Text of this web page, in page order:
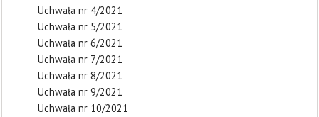
Uchwała nr 4/2021
Uchwała nr 5/2021
Uchwała nr 6/2021
Uchwała nr 7/2021
Uchwała nr 8/2021
Uchwała nr 9/2021
Uchwała nr 10/2021